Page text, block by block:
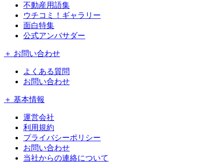
不動産用語集
ウチコミ！ギャラリー
面白特集
公式アンバサダー
＋ お問い合わせ
よくある質問
お問い合わせ
＋ 基本情報
運営会社
利用規約
プライバシーポリシー
お問い合わせ
当社からの連絡について